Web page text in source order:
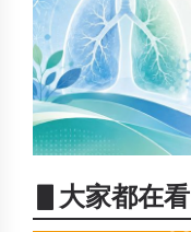
▋大家都在看